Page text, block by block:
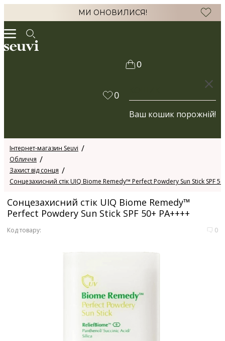
МИ ОНОВИЛИСЯ!
0
0
Ваш кошик порожній!
Інтернет-магазин Seuvi
Обличчя
Захист від сонця
Сонцезахисний стік UIQ Biome Remedy™ Perfect Powdery Sun Stick SPF
Сонцезахисний стік UIQ Biome Remedy™
Perfect Powdery Sun Stick SPF 50+ PA++++
Код товару: 0